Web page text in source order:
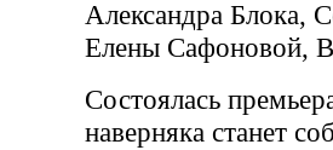
Александра Блока,
Елены Сафоновой,
Состоялась
наверняка станет